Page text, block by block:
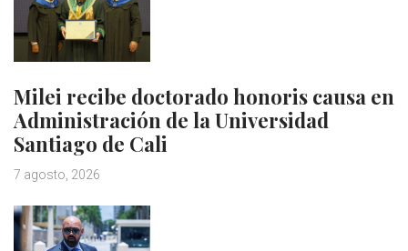
Milei recibe doctorado honoris causa en
Administración de la Universidad
Santiago de Cali
7 agosto, 2026